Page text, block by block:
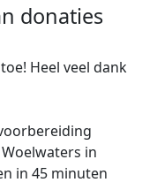
donaties
Heel veel dank
in
in 45 minuten